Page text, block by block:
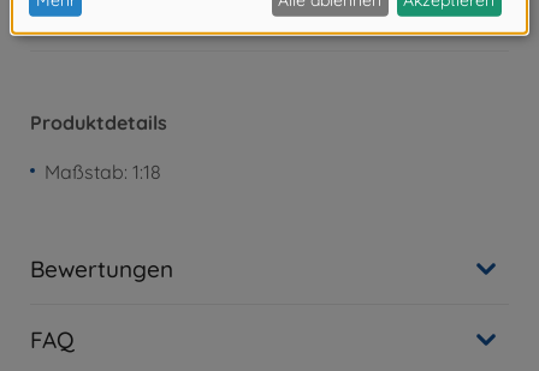
Produktdetails
Maßstab: 1:18
Bewertungen
FAQ